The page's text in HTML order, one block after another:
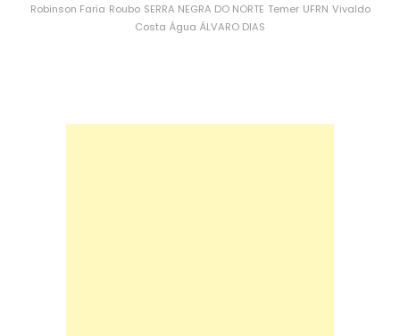
Robinson Faria Roubo SERRA NEGRA DO NORTE Temer UFRN Vivaldo
Costa Água ÁLVARO DIAS